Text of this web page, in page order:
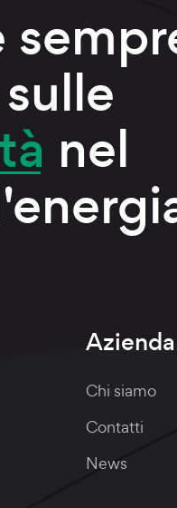
nel
Azienda
Chi siamo
Contatti
News